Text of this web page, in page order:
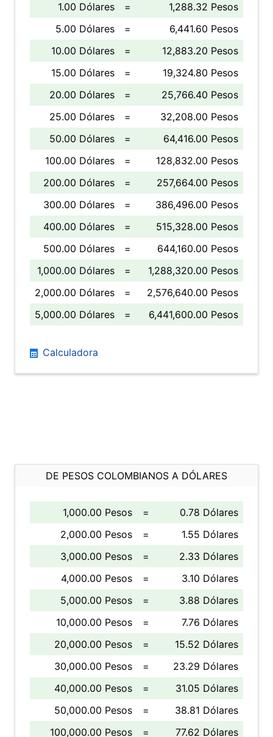
1.00 Dólares =
1,288.32 Pesos
5.00 Dólares
=
6,441.60 Pesos
10.00 Dólares
=
12,883.20 Pesos
15.00 Dólares
=
19,324.80 Pesos
20.00 Dólares
=
25,766.40 Pesos
25.00 Dólares
=
32,208.00 Pesos
50.00 Dólares
=
64,416.00 Pesos
100.00 Dólares
=
128,832.00 Pesos
200.00 Dólares
=
257,664.00 Pesos
300.00 Dólares
=
386,496.00 Pesos
400.00 Dólares
=
515,328.00 Pesos
500.00 Dólares
=
644,160.00 Pesos
1,000.00 Dólares
=
1,288,320.00 Pesos
2,000.00 Dólares
=
2,576,640.00 Pesos
5,000.00 Dólares
= 6,441,600.00 Pesos
Calculadora
DE PESOS COLOMBIANOS A DÓLARES
1,000.00 Pesos =
0.78 Dólares
2,000.00 Pesos
=
1.55 Dólares
3,000.00 Pesos
=
2.33 Dólares
4,000.00 Pesos
=
3.10 Dólares
5,000.00 Pesos
=
3.88 Dólares
10,000.00 Pesos
=
7.76 Dólares
20,000.00 Pesos
=
15.52 Dólares
30,000.00 Pesos
=
23.29 Dólares
40,000.00 Pesos
=
31.05 Dólares
50,000.00 Pesos
=
38.81 Dólares
100,000.00 Pesos
= 77.62 Dólares